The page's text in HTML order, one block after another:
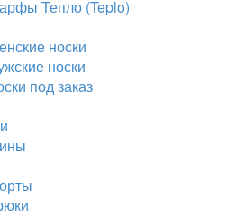
Тепло (Teplo)
носки
носки
под заказ